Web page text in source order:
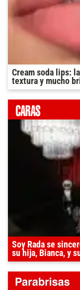
Cream soda lips:
textura y mucho
Soy Rada se
su hija, Bianca, y